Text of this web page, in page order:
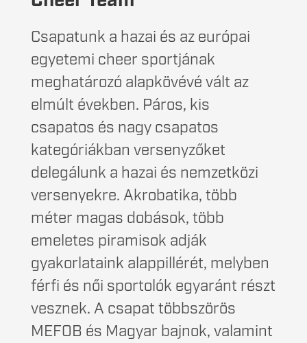
Csapatunk a hazai és az európai
egyetemi cheer sportjának
meghatározó alapkövévé vált az
elmúlt években. Páros, kis
csapatos és nagy csapatos
kategóriákban versenyzőket
delegálunk a hazai és nemzetközi
versenyekre. Akrobatika, több
méter magas dobások, több
emeletes piramisok adják
gyakorlataink alappillérét, melyben
férfi és női sportolók egyaránt részt
vesznek. A csapat többszörös
MEFOB és Magyar bajnok, valamint